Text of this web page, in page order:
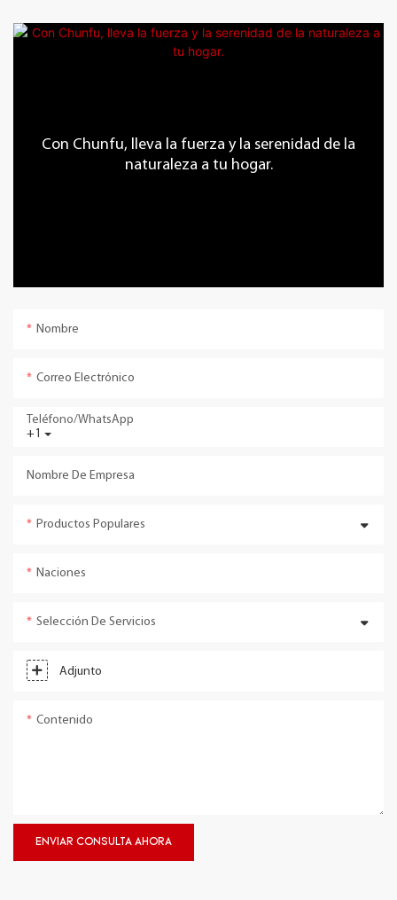
Con Chunfu, lleva la fuerza y ​​la serenidad de la
naturaleza a tu hogar.
Nombre
Correo Electrónico
+1
Teléfono/WhatsApp
Nombre De Empresa
Productos Populares
Naciones
Selección De Servicios
Adjunto
Contenido
ENVIAR CONSULTA AHORA